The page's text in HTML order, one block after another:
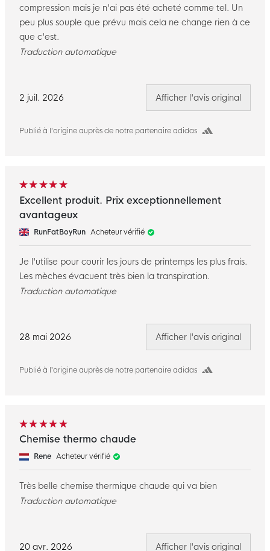
2 juil. 2026
Publié à l’origine auprès de notre partenaire adidas
compression mais je n'ai pas été acheté comme tel. Un
peu plus souple que prévu mais cela ne change rien à ce
que c'est.
Traduction automatique
Afficher l'avis original
28 mai 2026
Publié à l’origine auprès de notre partenaire adidas
Excellent produit. Prix exceptionnellement
avantageux
RunFatBoyRun Acheteur vérifié
Je l'utilise pour courir les jours de printemps les plus frais.
Les mèches évacuent très bien la transpiration.
Traduction automatique
Afficher l'avis original
20 avr. 2026
Chemise thermo chaude
Rene Acheteur vérifié
Très belle chemise thermique chaude qui va bien
Traduction automatique
Afficher l'avis original